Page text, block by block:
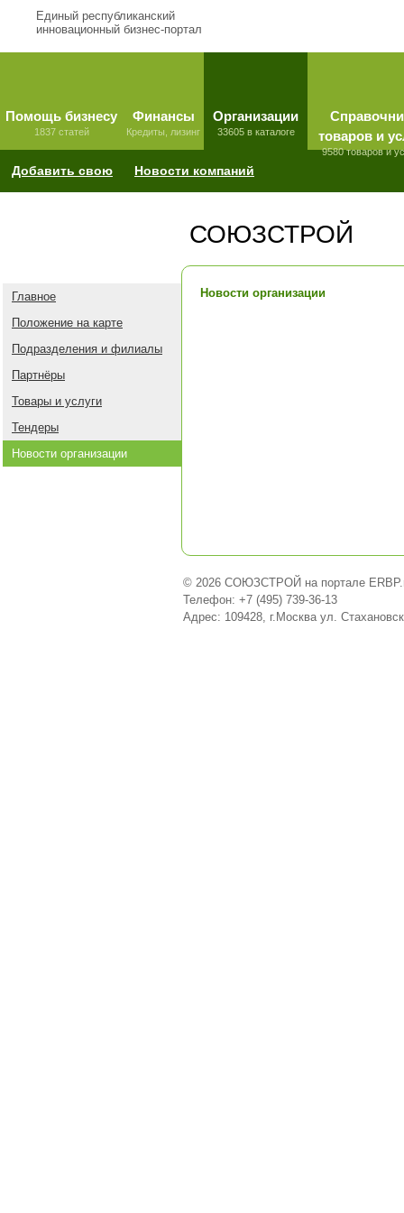
Единый республиканский
инновационный бизнес-портал
Помощь бизнесу
1837 статей
Финансы
Кредиты, лизинг
Организации
33605 в каталоге
товаров и
9580 товаров и
Добавить свою Новости компаний
СОЮЗСТРОЙ
Главное
Положение на карте
Подразделения и филиалы
Партнёры
Товары и услуги
Тендеры
Новости организации
Новости организации
© 2026 СОЮЗСТРОЙ на портале
Телефон: +7 (495) 739-36-13
Адрес: 109428, г.Москва ул.